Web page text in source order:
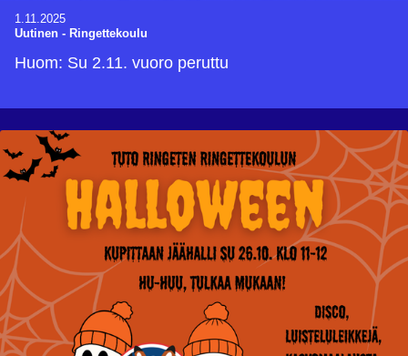
1.11.2025
Uutinen - Ringettekoulu
Huom: Su 2.11. vuoro peruttu